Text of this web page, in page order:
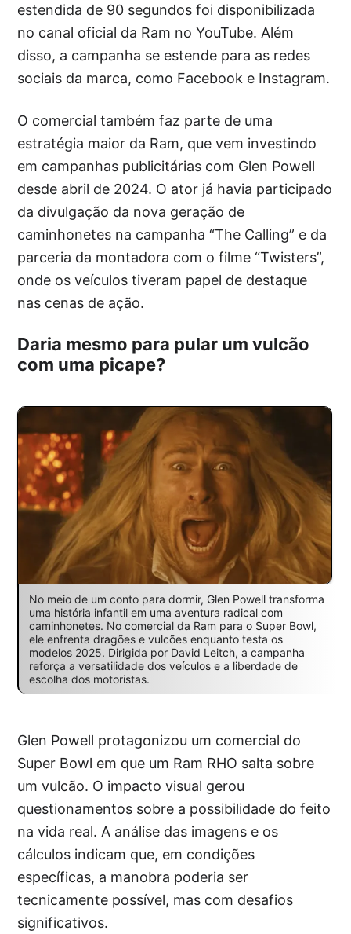
estendida de 90 segundos foi disponibilizada
no canal oficial da Ram no YouTube. Além
disso, a campanha se estende para as redes
sociais da marca, como Facebook e Instagram.
O comercial também faz parte de uma
estratégia maior da Ram, que vem investindo
em campanhas publicitárias com Glen Powell
desde abril de 2024. O ator já havia participado
da divulgação da nova geração de
caminhonetes na campanha “The Calling” e da
parceria da montadora com o filme “Twisters”,
onde os veículos tiveram papel de destaque
nas cenas de ação.
Daria mesmo para pular um vulcão
com uma picape?
No meio de um conto para dormir, Glen Powell transforma
uma história infantil em uma aventura radical com
caminhonetes. No comercial da Ram para o Super Bowl,
ele enfrenta dragões e vulcões enquanto testa os
modelos 2025. Dirigida por David Leitch, a campanha
reforça a versatilidade dos veículos e a liberdade de
escolha dos motoristas.
Glen Powell protagonizou um comercial do
Super Bowl em que um Ram RHO salta sobre
um vulcão. O impacto visual gerou
questionamentos sobre a possibilidade do feito
na vida real. A análise das imagens e os
cálculos indicam que, em condições
específicas, a manobra poderia ser
tecnicamente possível, mas com desafios
significativos.